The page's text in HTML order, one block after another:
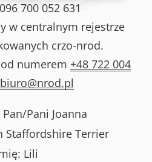
700 052 631
w centralnym rejestrze
crzo-nrod.
numerem +48 722 004
biuro@nrod.pl
Pan/Pani Joanna
Staffordshire Terrier
Lili